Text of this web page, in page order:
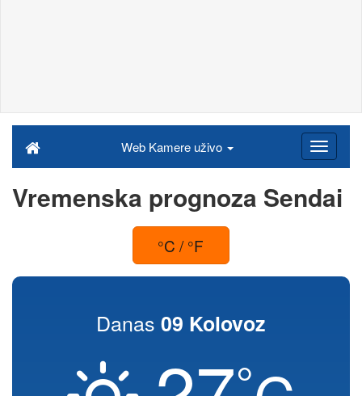
Web Kamere uživo
Vremenska prognoza Sendai
°C / °F
Danas 09 Kolovoz
°